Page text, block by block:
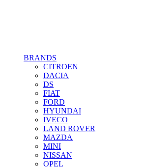
BRANDS
CITROEN
DACIA
DS
FIAT
FORD
HYUNDAI
IVECO
LAND ROVER
MAZDA
MINI
NISSAN
OPEL